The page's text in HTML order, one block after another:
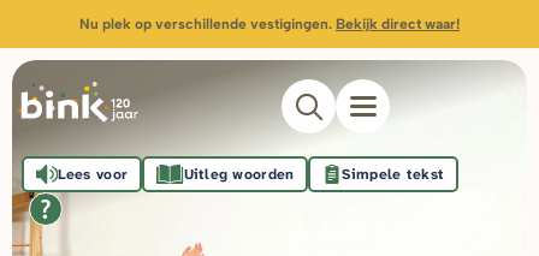
Nu plek op verschillende vestigingen. Bekijk direct waar!
Lees voor Uitleg woorden Simpele tekst